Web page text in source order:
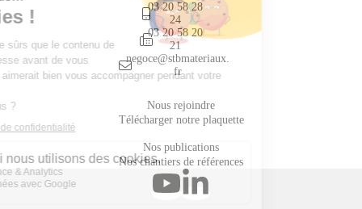
03 20 58 28
24
03 20 58 20
21
negoce@stbmateriaux.
fr
Nous rejoindre
Télécharger notre plaquette
Nos publications
Nos chantiers de références